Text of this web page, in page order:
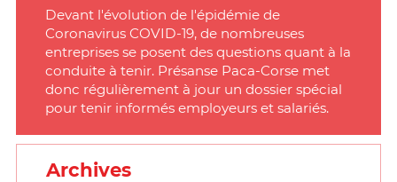
Devant l'évolution de l'épidémie de
Coronavirus COVID-19, de nombreuses
entreprises se posent des questions quant à la
conduite à tenir. Présanse Paca-Corse met
donc régulièrement à jour un dossier spécial
pour tenir informés employeurs et salariés.
Archives